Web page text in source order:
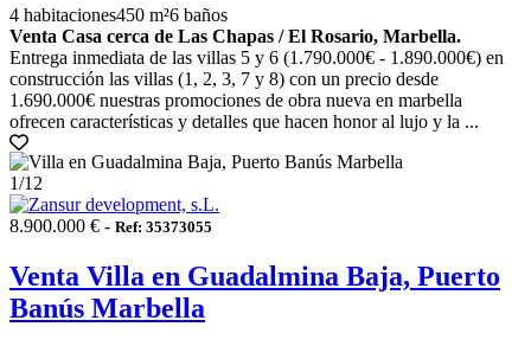
4 habitaciones450 m²6 baños
Venta Casa cerca de Las Chapas / El Rosario, Marbella.
Entrega inmediata de las villas 5 y 6 (1.790.000€ - 1.890.000€) en
construcción las villas (1, 2, 3, 7 y 8) con un precio desde
1.690.000€ nuestras promociones de obra nueva en marbella
ofrecen características y detalles que hacen honor al lujo y la ...
1/12
8.900.000 € - Ref: 35373055
Venta Villa en Guadalmina Baja, Puerto
Banús Marbella